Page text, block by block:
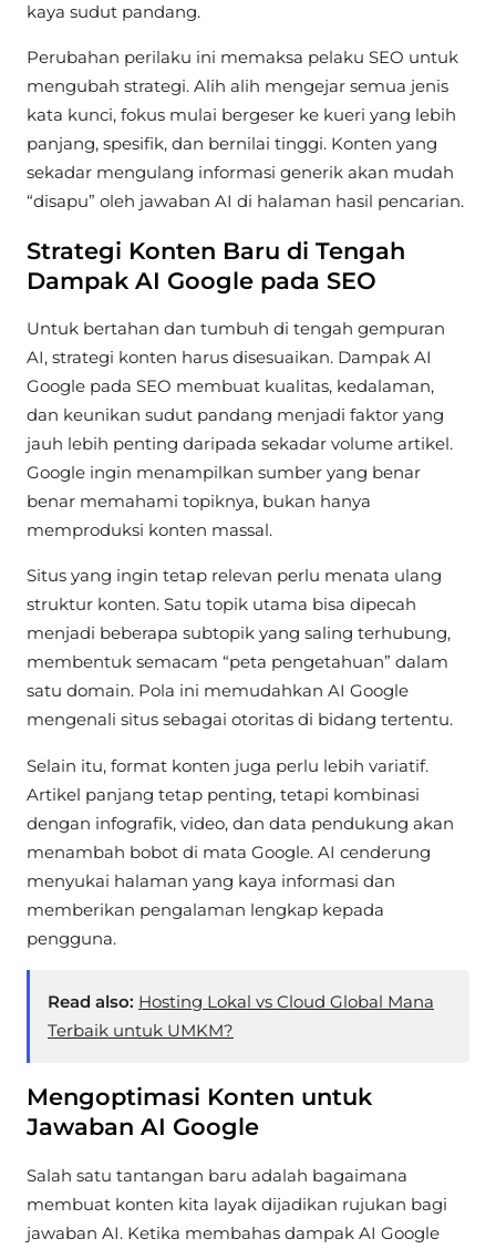
kaya sudut pandang.
Perubahan perilaku ini memaksa pelaku SEO untuk
mengubah strategi. Alih alih mengejar semua jenis
kata kunci, fokus mulai bergeser ke kueri yang lebih
panjang, spesifik, dan bernilai tinggi. Konten yang
sekadar mengulang informasi generik akan mudah
“disapu” oleh jawaban AI di halaman hasil pencarian.
Strategi Konten Baru di Tengah
Dampak AI Google pada SEO
Untuk bertahan dan tumbuh di tengah gempuran
AI, strategi konten harus disesuaikan. Dampak AI
Google pada SEO membuat kualitas, kedalaman,
dan keunikan sudut pandang menjadi faktor yang
jauh lebih penting daripada sekadar volume artikel.
Google ingin menampilkan sumber yang benar
benar memahami topiknya, bukan hanya
memproduksi konten massal.
Situs yang ingin tetap relevan perlu menata ulang
struktur konten. Satu topik utama bisa dipecah
menjadi beberapa subtopik yang saling terhubung,
membentuk semacam “peta pengetahuan” dalam
satu domain. Pola ini memudahkan AI Google
mengenali situs sebagai otoritas di bidang tertentu.
Selain itu, format konten juga perlu lebih variatif.
Artikel panjang tetap penting, tetapi kombinasi
dengan infografik, video, dan data pendukung akan
menambah bobot di mata Google. AI cenderung
menyukai halaman yang kaya informasi dan
memberikan pengalaman lengkap kepada
pengguna.
Read also: Hosting Lokal vs Cloud Global Mana
Terbaik untuk UMKM?
Mengoptimasi Konten untuk
Jawaban AI Google
Salah satu tantangan baru adalah bagaimana
membuat konten kita layak dijadikan rujukan bagi
jawaban AI. Ketika membahas dampak AI Google